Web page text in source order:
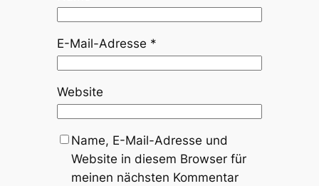
E-Mail-Adresse *
Website
Name, E-Mail-Adresse und
Website in diesem Browser für
meinen nächsten Kommentar